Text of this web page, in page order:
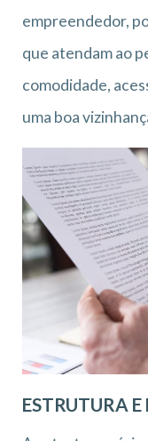
empreendedor,
que atendam ao
comodidade,
uma boa
ESTRUTURA